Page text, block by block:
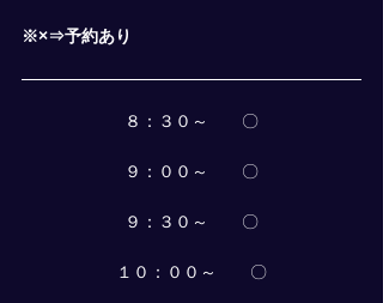
※×⇒予約あり
８：３０～　　〇
９：００～　　〇
９：３０～　　〇
１０：００～　　〇